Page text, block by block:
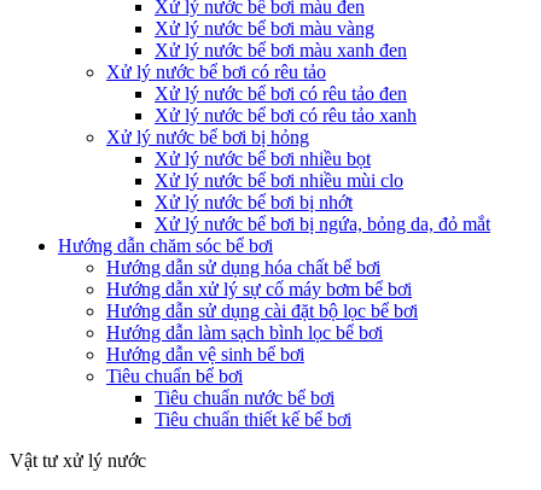
Xử lý nước bể bơi màu đen
Xử lý nước bể bơi màu vàng
Xử lý nước bể bơi màu xanh đen
Xử lý nước bể bơi có rêu tảo
Xử lý nước bể bơi có rêu tảo đen
Xử lý nước bể bơi có rêu tảo xanh
Xử lý nước bể bơi bị hỏng
Xử lý nước bể bơi nhiều bọt
Xử lý nước bể bơi nhiều mùi clo
Xử lý nước bể bơi bị nhớt
Xử lý nước bể bơi bị ngứa, bỏng da, đỏ mắt
Hướng dẫn chăm sóc bể bơi
Hướng dẫn sử dụng hóa chất bể bơi
Hướng dẫn xử lý sự cố máy bơm bể bơi
Hướng dẫn sử dụng cài đặt bộ lọc bể bơi
Hướng dẫn làm sạch bình lọc bể bơi
Hướng dẫn vệ sinh bể bơi
Tiêu chuẩn bể bơi
Tiêu chuẩn nước bể bơi
Tiêu chuẩn thiết kế bể bơi
Vật tư xử lý nước